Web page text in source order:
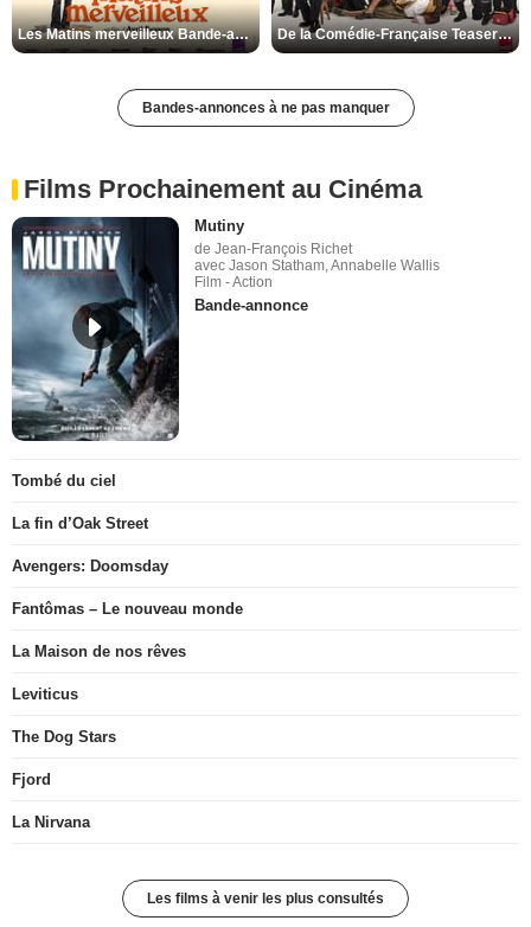
Les Matins merveilleux Bande-annonce VF De la Comédie-Française Teaser VF
Bandes-annonces à ne pas manquer
Films Prochainement au Cinéma
Mutiny
de Jean-François Richet
avec Jason Statham, Annabelle Wallis
Film - Action
Bande-annonce
Tombé du ciel
La fin d’Oak Street
Avengers: Doomsday
Fantômas – Le nouveau monde
La Maison de nos rêves
Leviticus
The Dog Stars
Fjord
La Nirvana
Les films à venir les plus consultés